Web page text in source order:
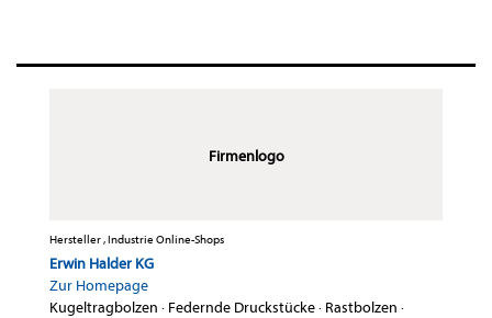
Firmenlogo
Hersteller , Industrie Online-Shops
Erwin Halder KG
Zur Homepage
Kugeltragbolzen · Federnde Druckstücke· Rastbolzen ·